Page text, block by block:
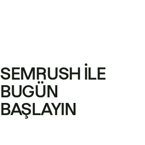
SEMRUSH ILE
BUGÜN
BAŞLAYIN